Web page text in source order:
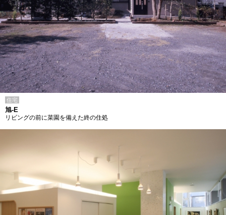
住宅
旭-E
リビングの前に菜園を備えた終の住処